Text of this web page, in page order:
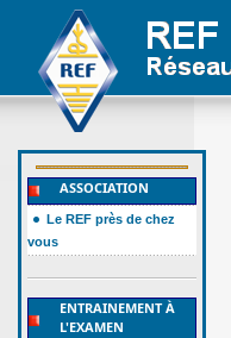
ASSOCIATION
Le REF près de chez
vous
ENTRAINEMENT À
L'EXAMEN